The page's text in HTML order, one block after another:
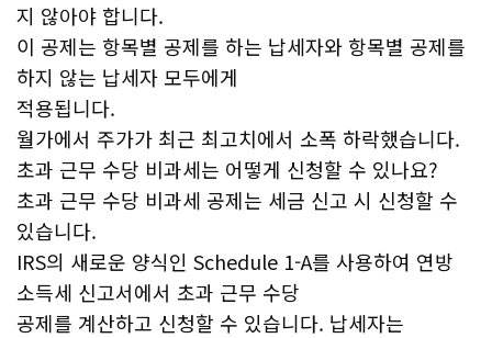
지 않아야 합니다.
이 공제는 항목별 공제를 하는 납세자와 항목별 공제를
하지 않는 납세자 모두에게
적용됩니다.
월가에서 주가가 최근 최고치에서 소폭 하락했습니다.
초과 근무 수당 비과세는 어떻게 신청할 수 있나요?
초과 근무 수당 비과세 공제는 세금 신고 시 신청할 수
있습니다.
IRS의 새로운 양식인 Schedule 1-A를 사용하여 연방
소득세 신고서에서 초과 근무 수당
공제를 계산하고 신청할 수 있습니다. 납세자는